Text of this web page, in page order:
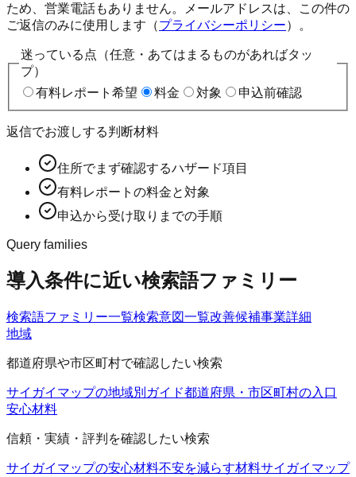
ため、営業電話もありません。メールアドレスは、この件の
ご返信のみに使用します（プライバシーポリシー）。
迷っている点（任意・あてはまるものがあればタッ
プ）
有料レポート希望
料金 対象 申込前確認
返信でお渡しする判断材料
住所でまず確認するハザード項目
有料レポートの料金と対象
申込から受け取りまでの手順
Query families
導入条件に近い検索語ファミリー
検索語ファミリー一覧検索意図一覧改善候補事業詳細
地域
都道府県や市区町村で確認したい検索
サイガイマップの地域別ガイド都道府県・市区町村の入口
安心材料
信頼・実績・評判を確認したい検索
サイガイマップの安心材料不安を減らす材料サイガイマップ